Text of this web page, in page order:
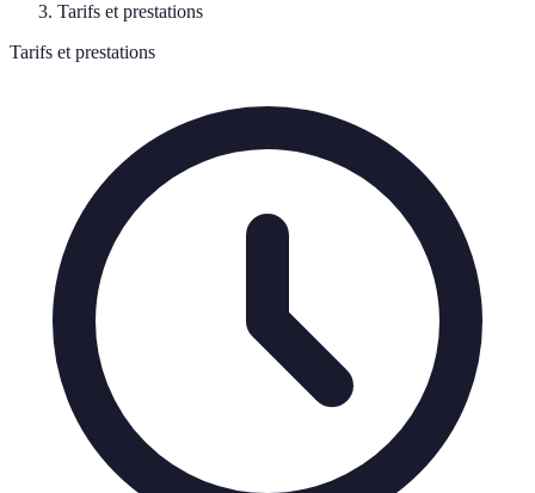
Tarifs et prestations
Tarifs et prestations